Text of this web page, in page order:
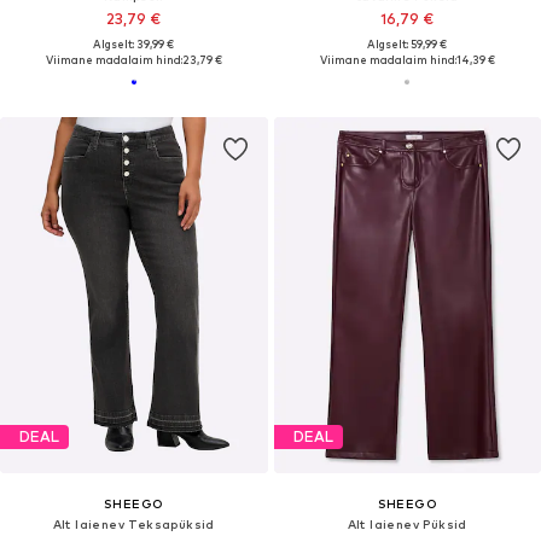
23,79 €
Algselt: 39,99 €
Viimane madalaim hind:23,79 €
16,79 €
Algselt: 59,99 €
Viimane madalaim hind:14,39 €
DEAL
SHEEGO
Alt laienev Teksapüksid
DEAL
SHEEGO
Alt laienev Püksid